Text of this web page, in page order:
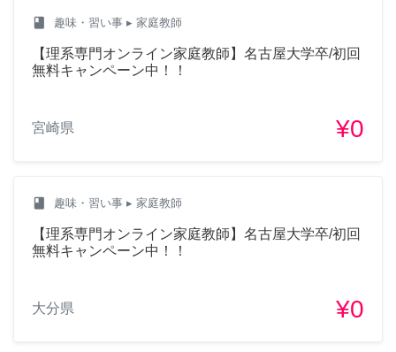
class 趣味・習い事 ▸ 家庭教師
【理系専門オンライン家庭教師】名古屋大学卒/初回
無料キャンペーン中！！
宮崎県 ¥0
class 趣味・習い事 ▸ 家庭教師
【理系専門オンライン家庭教師】名古屋大学卒/初回
無料キャンペーン中！！
大分県 ¥0